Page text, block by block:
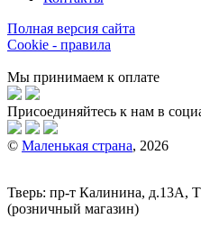
Полная версия сайта
Cookie - правила
Мы принимаем к оплате
Присоединяйтесь к нам в
© Маленькая страна, 2026
Тверь: пр-т Калинина, д.13А,
(розничный магазин)